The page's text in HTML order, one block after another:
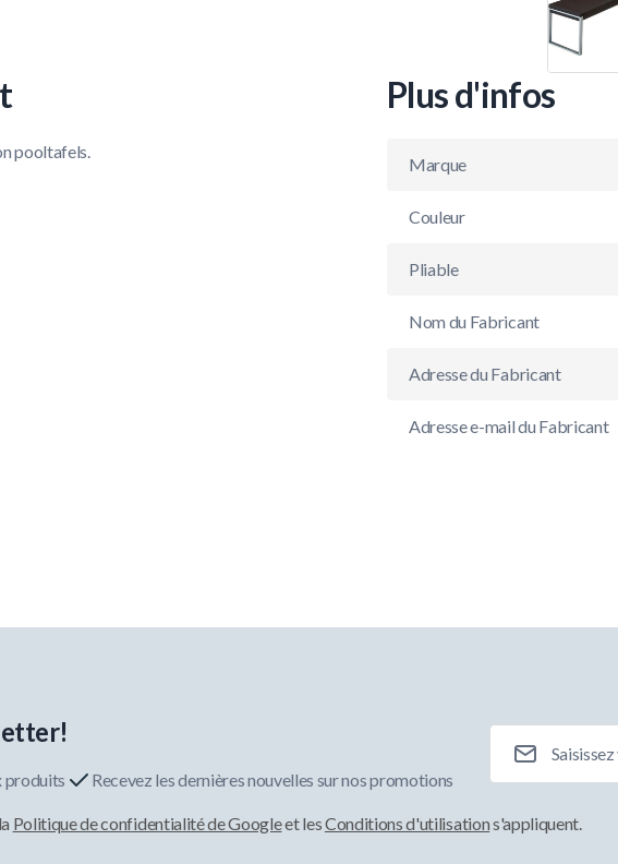
pooltafels.
Plus d'infos
Marque
Couleur
Pliable
Nom du Fabricant
Adresse du Fabricant
Adresse e-mail du Fabricant
produits Recevez les dernières nouvelles sur nos promotions
Politique de confidentialité de Googleet lesConditions d'utilisations'appliquent.